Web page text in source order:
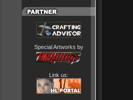
Special Artworks by
Link us: